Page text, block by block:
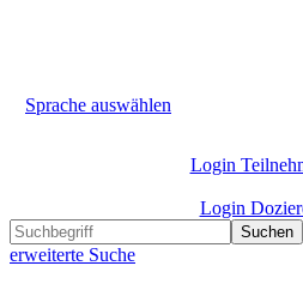
Sprache auswählen
Login
Login
Suchen
erweiterte Suche